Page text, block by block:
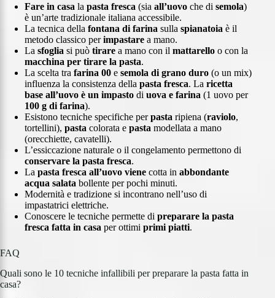
Fare in casa la pasta fresca (sia all’uovo che di semola)
è un’arte tradizionale italiana accessibile.
La tecnica della fontana di farina sulla spianatoia è il
metodo classico perimpastare a mano.
La sfoglia si può tirare a mano con il mattarello o con la
macchina per tirare la pasta.
La scelta tra farina 00 e semola di grano duro (o un mix)
influenza la consistenza della pasta fresca. La ricetta
base all’uovo è un impasto di uova e farina (1 uovo per
100 g di farina).
Esistono tecniche specifiche perpasta ripiena (raviolo,
tortellini), pasta colorata e pasta modellata a mano
(orecchiette, cavatelli).
L’essiccazione naturale o il congelamento permettono di
conservare la pasta fresca.
La pasta fresca all’uovo viene cotta in abbondante
acqua salata bollente per pochi minuti.
Modernità e tradizione si incontrano nell’uso di
impastatrici elettriche.
Conoscere le tecniche permette di preparare la pasta
fresca fatta in casa per ottimi primi piatti.
FAQ
Quali sono le 10 tecniche infallibili per preparare la pasta fatta in
casa?